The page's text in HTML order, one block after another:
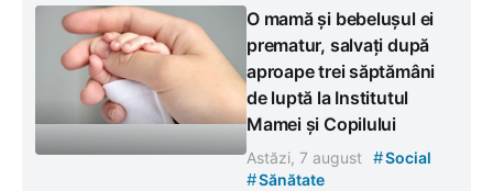
O mamă și bebelușul ei
prematur, salvați după
aproape trei săptămâni
de luptă la Institutul
Mamei și Copilului
Astăzi, 7 august #Social
#Sănătate